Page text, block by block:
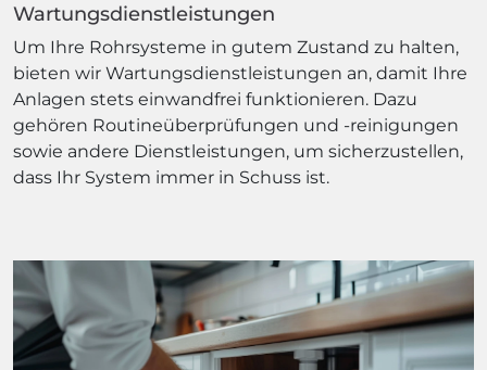
Wartungsdienstleistungen
Um Ihre Rohrsysteme in gutem Zustand zu halten,
bieten wir Wartungsdienstleistungen an, damit Ihre
Anlagen stets einwandfrei funktionieren. Dazu
gehören Routineüberprüfungen und -reinigungen
sowie andere Dienstleistungen, um sicherzustellen,
dass Ihr System immer in Schuss ist.